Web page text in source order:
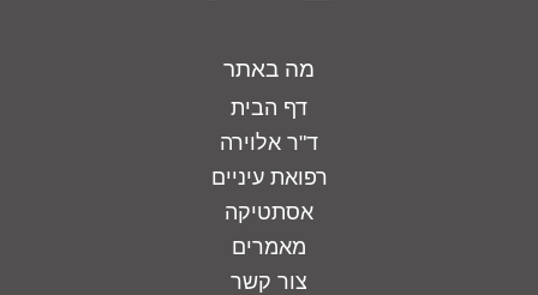
מה באתר
דף הבית
ד"ר אלוירה
רפואת עיניים
אסתטיקה
מאמרים
צור קשר